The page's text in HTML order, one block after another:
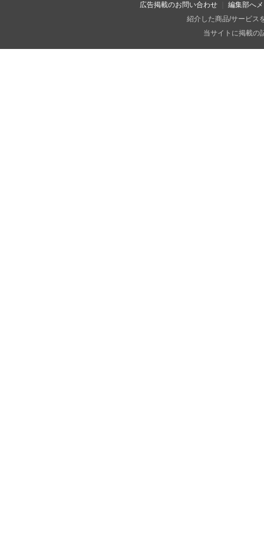
広告掲載のお問い合わせ
編集部へ
紹介した商品/サービス
当サイトに掲載の